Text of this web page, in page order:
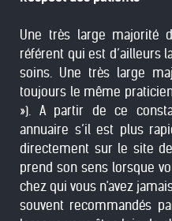
Une très large majorité
référent qui est d’ailleurs
soins. Une très large
toujours le même
»). A partir de ce
annuaire s’il est plus
directement sur le site
prend son sens lorsque
chez qui vous n'avez
souvent recommandés